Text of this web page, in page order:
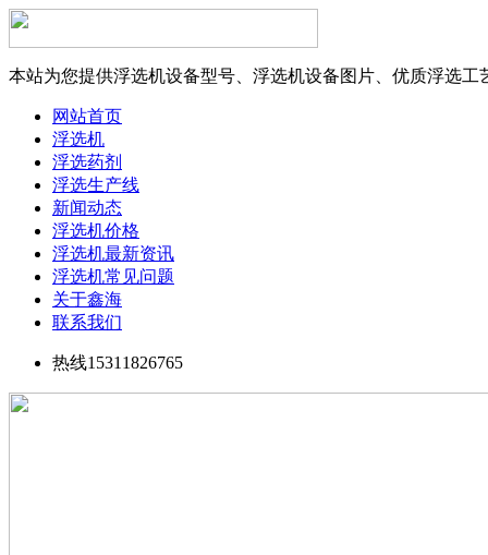
本站为您提供浮选机设备型号、浮选机设备图片、优质浮选工
网站首页
浮选机
浮选药剂
浮选生产线
新闻动态
浮选机价格
浮选机最新资讯
浮选机常见问题
关于鑫海
联系我们
热线15311826765